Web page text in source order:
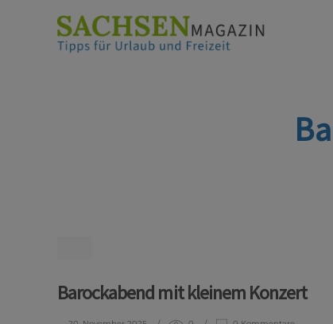
Barockabend mit kleinem Konzert